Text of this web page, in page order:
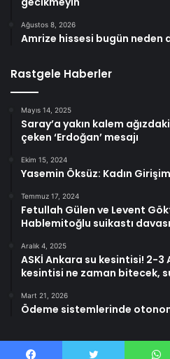
Ağustos 8, 2026
Amrize hissesi bugün neden
Rastgele Haberler
Mayıs 14, 2025
Saray’a yakın kalem
çeken ‘Erdoğan’ mesajı
Ekim 15, 2024
Yasemin Öksüz: Kadın
Temmuz 17, 2024
Fetullah Gülen ve Levent
Hablemitoğlu suikastı
Aralık 4, 2025
ASKİ Ankara su kesintisi! 2-3
kesintisi ne zaman bitecek,
Mart 21, 2026
Ödeme sistemlerinde